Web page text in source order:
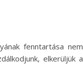
fenntartása nem
elkerüljük a